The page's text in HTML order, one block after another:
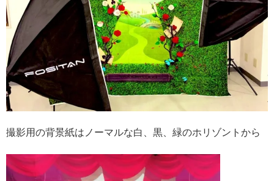
撮影用の背景紙はノーマルな白、黒、緑のホリゾントから